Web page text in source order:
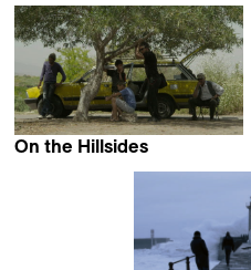
On the Hillsides